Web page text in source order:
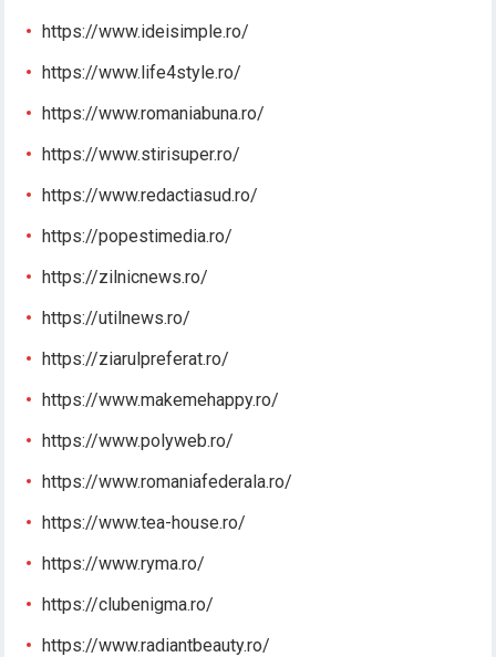
https://www.ideisimple.ro/
https://www.life4style.ro/
https://www.romaniabuna.ro/
https://www.stirisuper.ro/
https://www.redactiasud.ro/
https://popestimedia.ro/
https://zilnicnews.ro/
https://utilnews.ro/
https://ziarulpreferat.ro/
https://www.makemehappy.ro/
https://www.polyweb.ro/
https://www.romaniafederala.ro/
https://www.tea-house.ro/
https://www.ryma.ro/
https://clubenigma.ro/
https://www.radiantbeauty.ro/